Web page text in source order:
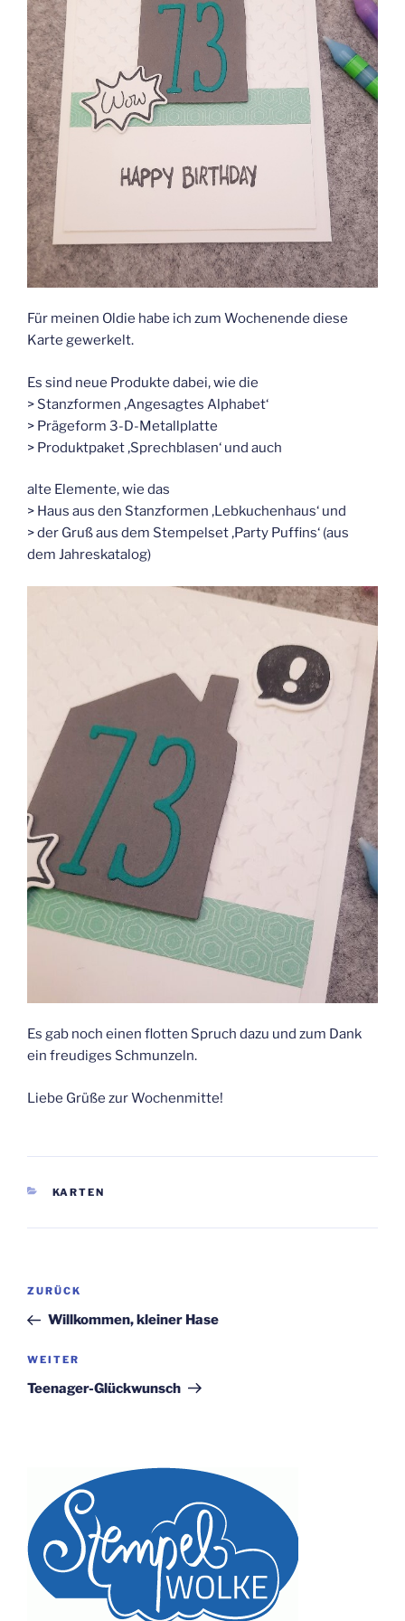
Für meinen Oldie habe ich zum Wochenende diese
Karte gewerkelt.
Es sind neue Produkte dabei, wie die
> Stanzformen ‚Angesagtes Alphabet‘
> Prägeform 3-D-Metallplatte
> Produktpaket ‚Sprechblasen‘ und auch
alte Elemente, wie das
> Haus aus den Stanzformen ‚Lebkuchenhaus‘ und
> der Gruß aus dem Stempelset ‚Party Puffins‘ (aus
dem Jahreskatalog)
Es gab noch einen flotten Spruch dazu und zum Dank
ein freudiges Schmunzeln.
Liebe Grüße zur Wochenmitte!
KATEGORIEN
KARTEN
Beitragsnavigation
Vorheriger
Beitrag
ZURÜCK
Willkommen, kleiner Hase
Nächster
Beitrag
WEITER
Teenager-Glückwunsch